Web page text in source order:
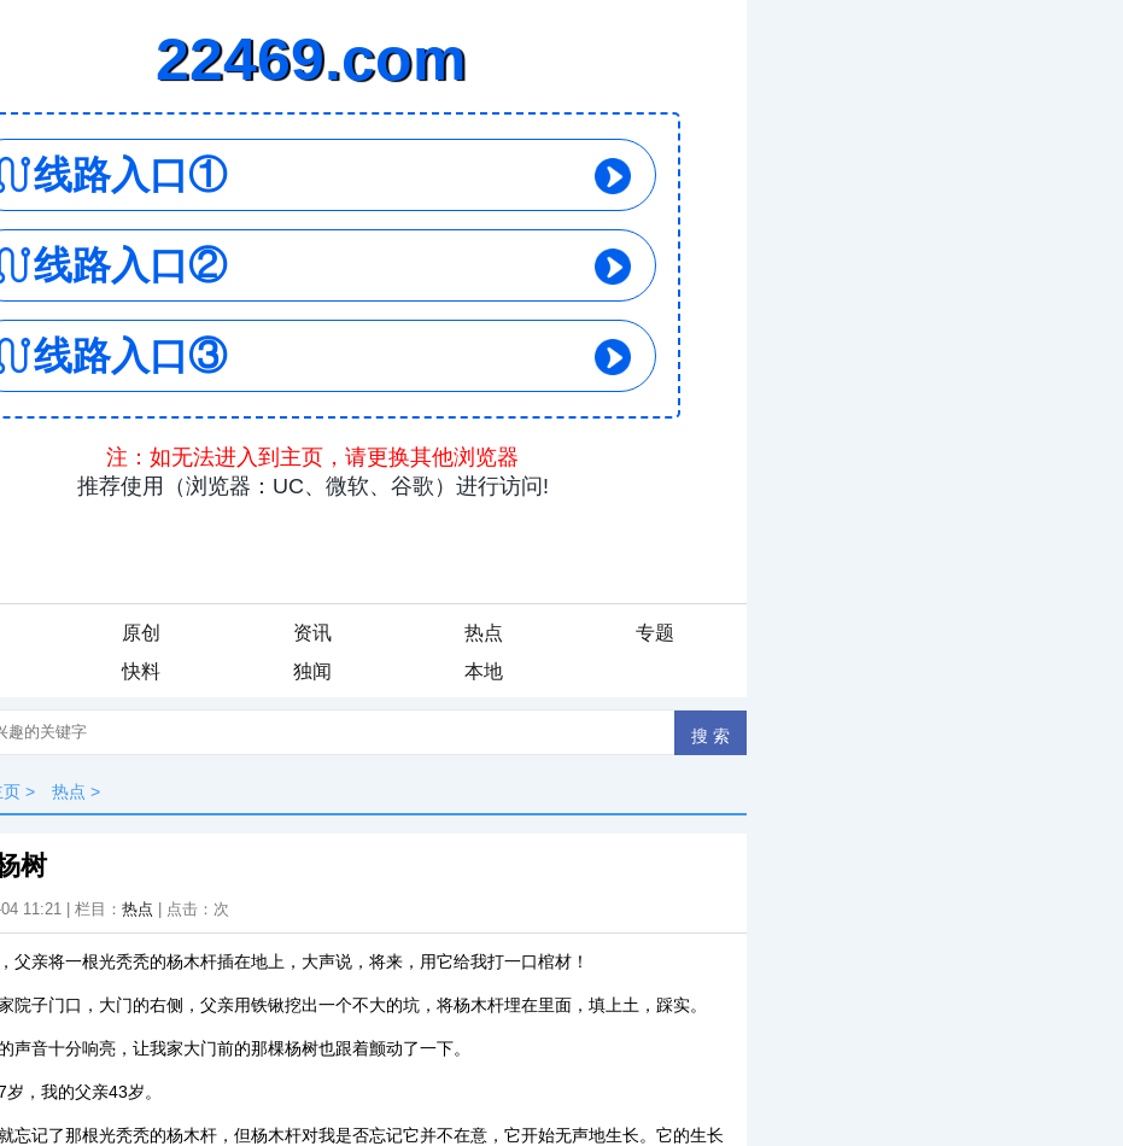
原创 资讯 热点
专题
快料 独闻 本地
页 > 热点 >
树
11:21 | 栏目： 热点 | 点击： 次
父亲将一根光秃秃的杨木杆插在地上，大声说，将来，用它给我打一口棺材！
院子门口，大门的右侧，父亲用铁锹挖出一个不大的坑，将杨木杆埋在里面，填上土，踩实。
声音十分响亮，让我家大门前的那棵杨树也跟着颤动了一下。
，我的父亲43岁。
忘记了那根光秃秃的杨木杆，但杨木杆对我是否忘记它并不在意，它开始无声地生长。它的生长